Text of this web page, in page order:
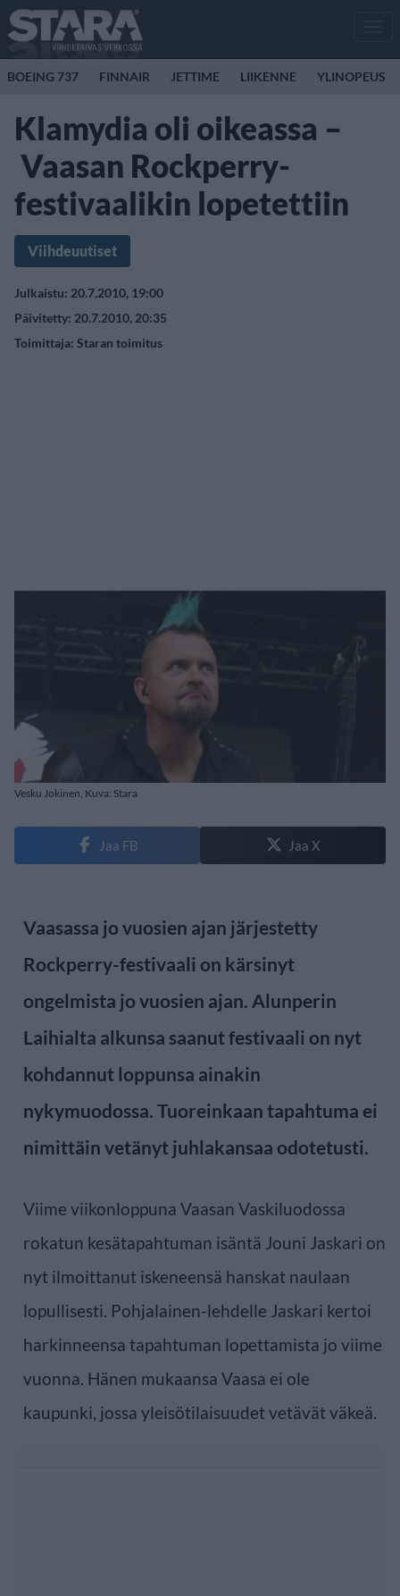
BOEING 737 FINNAIR JETTIME LIIKENNE YLINOPEUS
Klamydia oli oikeassa –
Vaasan Rockperry-
festivaalikin lopetettiin
Viihdeuutiset
Julkaistu: 20.7.2010, 19:00
Päivitetty: 20.7.2010, 20:35
Toimittaja: Staran toimitus
Vesku Jokinen, Kuva: Stara
Jaa FB Jaa X
Vaasassa jo vuosien ajan järjestetty
Rockperry-festivaali on kärsinyt
ongelmista jo vuosien ajan. Alunperin
Laihialta alkunsa saanut festivaali on nyt
kohdannut loppunsa ainakin
nykymuodossa. Tuoreinkaan tapahtuma ei
nimittäin vetänyt juhlakansaa odotetusti.
Viime viikonloppuna Vaasan Vaskiluodossa
rokatun kesätapahtuman isäntä Jouni Jaskari on
nyt ilmoittanut iskeneensä hanskat naulaan
lopullisesti. Pohjalainen-lehdelle Jaskari kertoi
harkinneensa tapahtuman lopettamista jo viime
vuonna. Hänen mukaansa Vaasa ei ole
kaupunki, jossa yleisötilaisuudet vetävät väkeä.